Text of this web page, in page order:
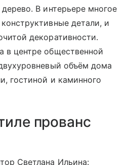
В интерьере многое
детали, и
декоративности.
в центре общественной
объём дома
гостиной и каминного
прованс
Светлана Ильина: